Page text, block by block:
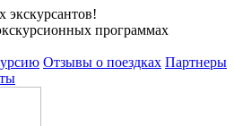
программах
Отзывы о поездках Партнеры